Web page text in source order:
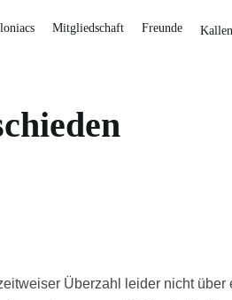
Mitgliedschaft Freunde
Überzahl leider nicht über